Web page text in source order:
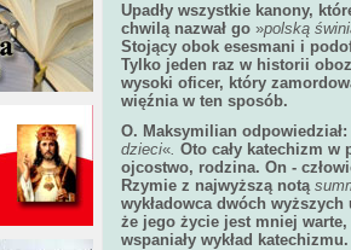
Upadły wszystkie kanony,
chwilą nazwał go »polską
Stojący obok esesmani i
Tylko jeden raz w historii
wysoki oficer, który
więźnia w ten sposób.
O. Maksymilian odpowiedział:
dzieci«. Oto cały katechizm w
ojcostwo, rodzina. On -
Rzymie z najwyższą notą
wykładowca dwóch
że jego życie jest mniej
wspaniały wykład katechizmu.